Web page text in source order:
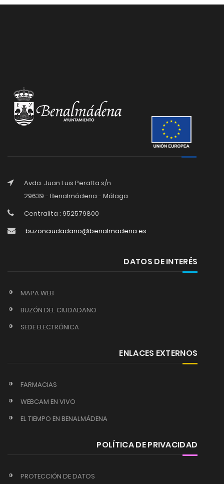
Avda. Juan Luis Peralta s/n
29639 - Benalmádena - Málaga
Centralita : 952579800
buzonciudadano@benalmadena.es
DATOS DE INTERÉS
MAPA WEB
BUZÓN DEL CIUDADANO
SEDE ELECTRÓNICA
ENLACES EXTERNOS
FARMACIAS
WEBCAM EN VIVO
EL TIEMPO EN BENALMÁDENA
POLÍTICA DE PRIVACIDAD
PROTECCIÓN DE DATOS